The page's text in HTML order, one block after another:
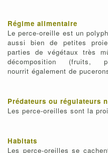
Régime alimentaire
Le perce-oreille est un
aussi bien de petites
parties de végétaux très
décomposition
nourrit également de
Prédateurs ou régulateurs
Les perce-oreilles sont la
Habitats
Les perce-oreilles se